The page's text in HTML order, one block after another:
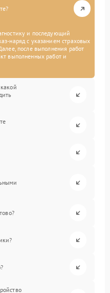
и последующий
наряд с указанием страховых
после выполнения работ
выполненных работ и